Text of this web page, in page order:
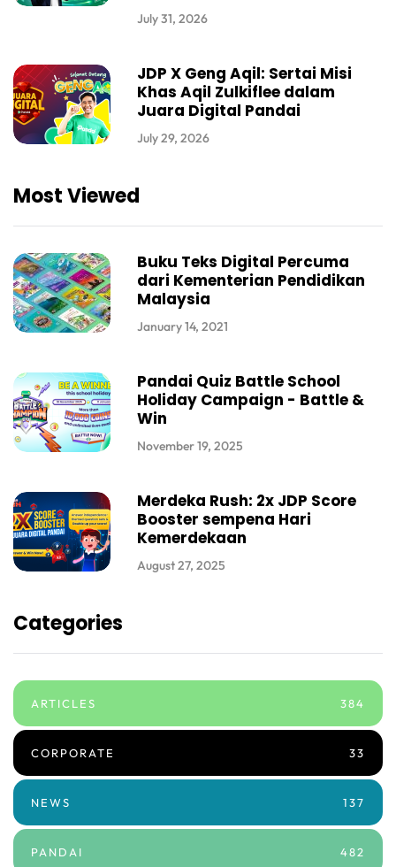
July 31, 2026
JDP X Geng Aqil: Sertai Misi
Khas Aqil Zulkiflee dalam
Juara Digital Pandai
July 29, 2026
Most Viewed
Buku Teks Digital Percuma
dari Kementerian Pendidikan
Malaysia
January 14, 2021
Pandai Quiz Battle School
Holiday Campaign - Battle &
Win
November 19, 2025
Merdeka Rush: 2x JDP Score
Booster sempena Hari
Kemerdekaan
August 27, 2025
Categories
ARTICLES 384
CORPORATE 33
NEWS 137
PANDAI 482